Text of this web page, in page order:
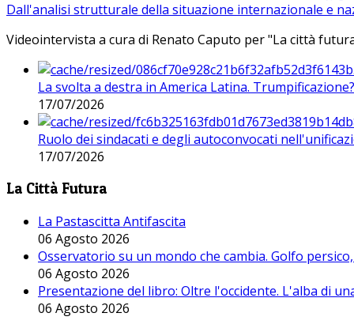
Dall'analisi strutturale della situazione internazionale e
Videointervista a cura di Renato Caputo per "La città
La svolta a destra in America Latina. Trumpificazione?
17/07/2026
Ruolo dei sindacati e degli autoconvocati
17/07/2026
La Città Futura
La Pastascitta Antifascita
06 Agosto 2026
Osservatorio su un mondo che cambia. Golfo
06 Agosto 2026
Presentazione del libro: Oltre l'occidente. L'alba di
06 Agosto 2026